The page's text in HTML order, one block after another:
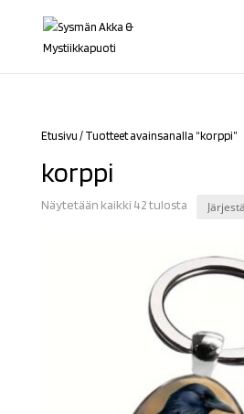
Etusivu / Tuotteet avainsanalla “korppi”
korppi
Näytetään kaikki 42 tulostaSorted